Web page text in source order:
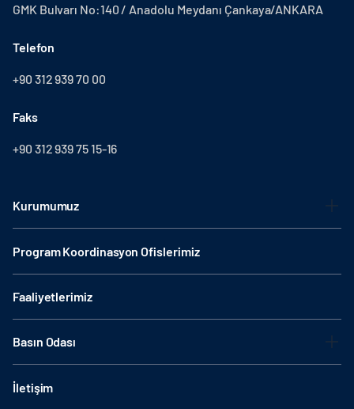
GMK Bulvarı No:140 / Anadolu Meydanı Çankaya/ANKARA
Telefon
+90 312 939 70 00
Faks
+90 312 939 75 15-16
Kurumumuz
Program Koordinasyon Ofislerimiz
Faaliyetlerimiz
Basın Odası
İletişim